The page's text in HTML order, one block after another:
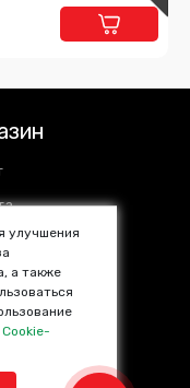
улучшения
а также
Cookie-